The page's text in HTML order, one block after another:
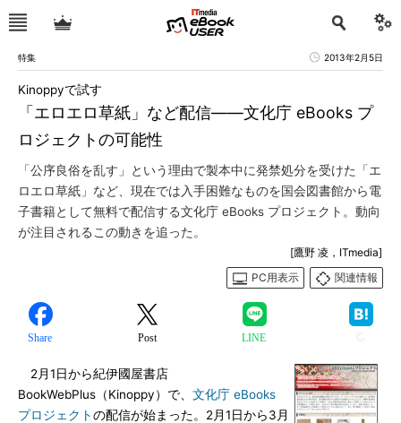
特集 2013年2月5日
「エロエロ草紙」など配信――文化庁 eBooks プ
ロジェクトの可能性
Kinoppyで試す
「公序良俗を乱す」という理由で製本中に発禁処分を受けた「エ
ロエロ草紙」など、現在では入手困難なものを国会図書館から電
子書籍として無料で配信する文化庁 eBooks プロジェクト。動向
が注目されるこの動きを追った。
[鷹野 凌，ITmedia]
PC用表示
関連情報
Share Post LINE
2月1日から紀伊國屋書店
BookWebPlus（Kinoppy）で、 文化庁 eBooks
プロジェクトの配信が始まった。2月1日から3月